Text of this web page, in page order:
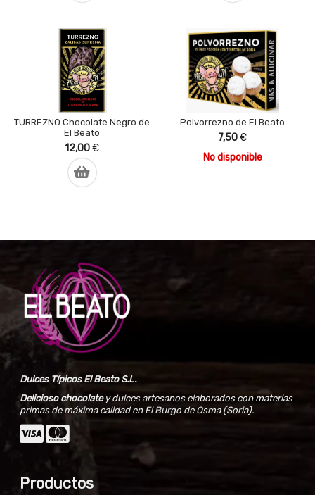
TURREZNO Chocolate Negro de
El Beato
12,00€
Polvorrezno de El Beato
7,50€
No disponible
Dulces Típicos El Beato S.L.
Delicioso chocolatey dulces artesanos elaborados con materias
primas de máxima calidad en El Burgo de Osma (Soria).
Productos